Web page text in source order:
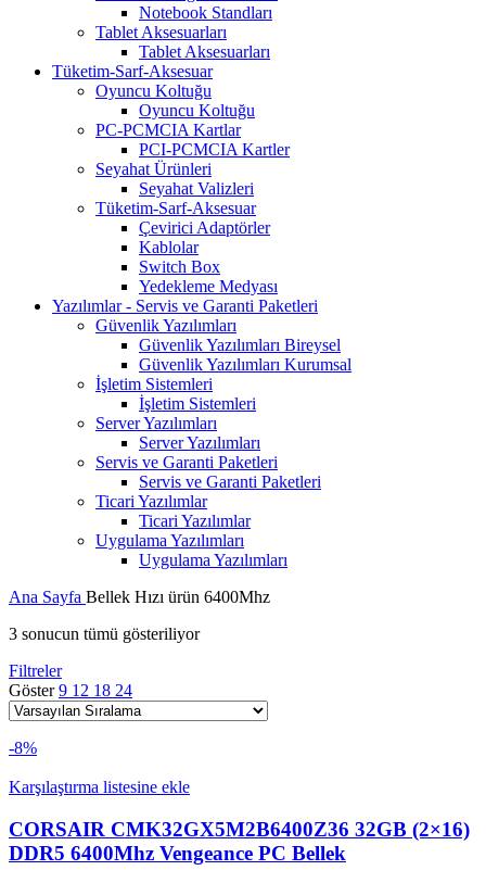
Notebook Standları
Tablet Aksesuarları
Tablet Aksesuarları
Tüketim-Sarf-Aksesuar
Oyuncu Koltuğu
Oyuncu Koltuğu
PC-PCMCIA Kartlar
PCI-PCMCIA Kartler
Seyahat Ürünleri
Seyahat Valizleri
Tüketim-Sarf-Aksesuar
Çevirici Adaptörler
Kablolar
Switch Box
Yedekleme Medyası
Yazılımlar - Servis ve Garanti Paketleri
Güvenlik Yazılımları
Güvenlik Yazılımları Bireysel
Güvenlik Yazılımları Kurumsal
İşletim Sistemleri
İşletim Sistemleri
Server Yazılımları
Server Yazılımları
Servis ve Garanti Paketleri
Servis ve Garanti Paketleri
Ticari Yazılımlar
Ticari Yazılımlar
Uygulama Yazılımları
Uygulama Yazılımları
Ana Sayfa Bellek Hızı ürün 6400Mhz
3 sonucun tümü gösteriliyor
Filtreler
Göster9 12 18 24
-8%
Karşılaştırma listesine ekle
CORSAIR CMK32GX5M2B6400Z36 32GB (2×16)
DDR5 6400Mhz Vengeance PC Bellek